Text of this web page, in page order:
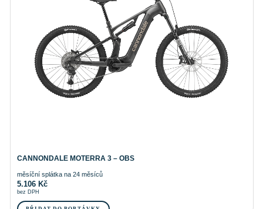
CANNONDALE MOTERRA 3 – OBS
měsíční splátka na 24 měsíců
5.106 Kč
bez DPH